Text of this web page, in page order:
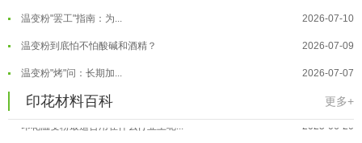
温变粉"罢工"指南：为... 2026-07-10
温变粉到底怕不怕酸碱和酒精？ 2026-07-09
温变粉"烤"问：长期加... 2026-07-07
温变粉耐温真相：注塑"高温炼... 2026-07-03
印花材料百科 更多+
温变粉丝印到底用多少目网版？这篇... 2026-06-11
反光粉太久不用结块要怎么处理？ 2025-07-11
印花温变粉最适合用在什么行业上呢... 2025-06-20